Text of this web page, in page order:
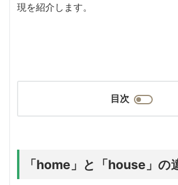
現を紹介します。
目次
「home」と「house」の